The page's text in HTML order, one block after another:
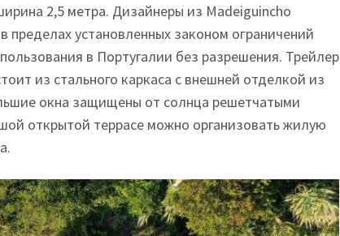
2,5 метра. Дизайнеры из Madeiguincho
пределах установленных законом ограничений
в Португалии без разрешения. Трейлер
из стального каркаса с внешней отделкой из
окна защищены от солнца решетчатыми
открытой террасе можно организовать жилую